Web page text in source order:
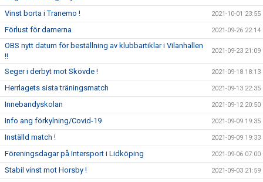
Vinst borta i Tranemo ! 2021-10-01 23:55
Förlust för damerna 2021-09-26 22:14
OBS nytt datum för beställning av klubbartiklar i Vilanhallen
!!
2021-09-23 21:09
Seger i derbyt mot Skövde ! 2021-09-18 18:13
Herrlagets sista träningsmatch 2021-09-13 22:35
Innebandyskolan 2021-09-12 20:50
Info ang förkylning/Covid-19 2021-09-09 19:35
Inställd match ! 2021-09-09 19:33
Föreningsdagar på Intersport i Lidköping 2021-09-06 07:00
Stabil vinst mot Horsby ! 2021-09-03 21:59